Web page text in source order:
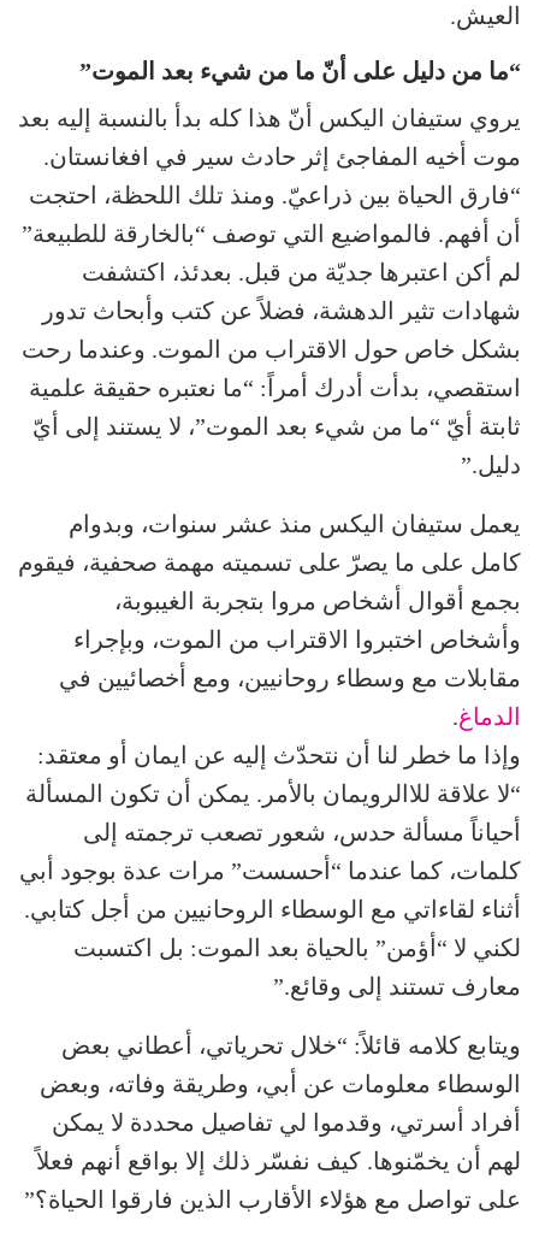
العيش.
“ما من دليل على أنّ ما من شيء بعد الموت”
يروي ستيفان اليكس أنّ هذا كله بدأ بالنسبة إليه بعد
موت أخيه المفاجئ إثر حادث سير في افغانستان.
“فارق الحياة بين ذراعيّ. ومنذ تلك اللحظة، احتجت
أن أفهم. فالمواضيع التي توصف “بالخارقة للطبيعة”
لم أكن اعتبرها جديّة من قبل. بعدئذ، اكتشفت
شهادات تثير الدهشة، فضلاً عن كتب وأبحاث تدور
بشكل خاص حول الاقتراب من الموت. وعندما رحت
استقصي، بدأت أدرك أمراً: “ما نعتبره حقيقة علمية
ثابتة أيّ “ما من شيء بعد الموت”، لا يستند إلى أيّ
دليل.”
يعمل ستيفان اليكس منذ عشر سنوات، وبدوام
كامل على ما يصرّ على تسميته مهمة صحفية، فيقوم
بجمع أقوال أشخاص مروا بتجربة الغيبوبة،
وأشخاص اختبروا الاقتراب من الموت، وبإجراء
مقابلات مع وسطاء روحانيين، ومع أخصائيين في
الدماغ.
وإذا ما خطر لنا أن نتحدّث إليه عن ايمان أو معتقد:
“لا علاقة للاالرويمان بالأمر. يمكن أن تكون المسألة
أحياناً مسألة حدس، شعور تصعب ترجمته إلى
كلمات، كما عندما “أحسست” مرات عدة بوجود أبي
أثناء لقاءاتي مع الوسطاء الروحانيين من أجل كتابي.
لكني لا “أؤمن” بالحياة بعد الموت: بل اكتسبت
معارف تستند إلى وقائع.”
ويتابع كلامه قائلاً: “خلال تحرياتي، أعطاني بعض
الوسطاء معلومات عن أبي، وطريقة وفاته، وبعض
أفراد أسرتي، وقدموا لي تفاصيل محددة لا يمكن
لهم أن يخمّنوها. كيف نفسّر ذلك إلا بواقع أنهم فعلاً
على تواصل مع هؤلاء الأقارب الذين فارقوا الحياة؟”